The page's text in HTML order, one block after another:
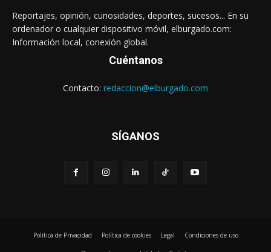
Reportajes, opinión, curiosidades, deportes, sucesos... En su
ordenador o cualquier dispositivo móvil, elburgado.com:
Información local, conexión global.
Cuéntanos
Contacto: redaccion@elburgado.com
SÍGANOS
Política de Privacidad Política de cookies Legal Condiciones de uso